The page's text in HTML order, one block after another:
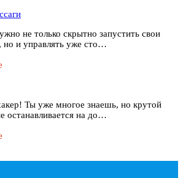
не только скрытно запустить свои
но и управлять уже сто…
Ты уже многое знаешь, но крутой
останавливается на до…